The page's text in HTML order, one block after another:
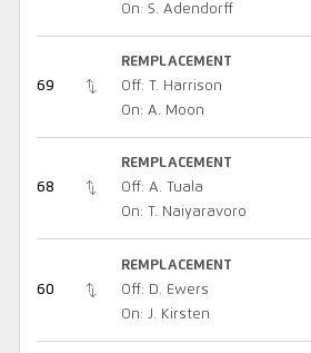
On: S. Adendorff
69
REMPLACEMENT
Off: T. Harrison
On: A. Moon
68
REMPLACEMENT
Off: A. Tuala
On: T. Naiyaravoro
60
REMPLACEMENT
Off: D. Ewers
On: J. Kirsten